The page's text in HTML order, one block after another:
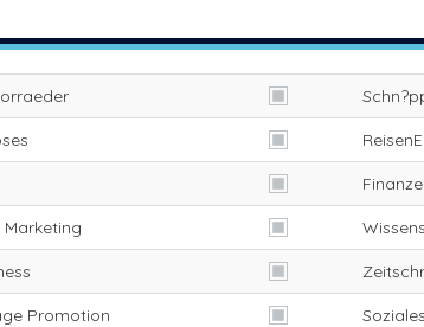
Promotion Soziales